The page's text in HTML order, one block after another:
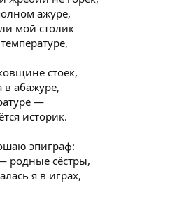
ажуре,
мой столик
стоек,
в абажуре,
—
историк.
эпиграф:
родные сёстры,
я в играх,